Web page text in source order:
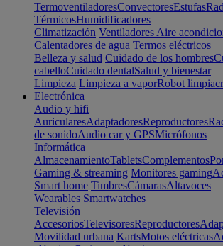
TermoventiladoresConvectoresEstufas
TérmicosHumidificadores
Climatización Ventiladores Aire
Calentadores de agua Termos eléctricos
Belleza y salud Cuidado de los hombres
cabelloCuidado dentalSalud y bienestar
Limpieza Limpieza a vaporRobot
Electrónica
Audio y hifi
AuricularesAdaptadoresReproductores
de sonidoAudio car y GPSMicrófonos
Informática
AlmacenamientoTabletsComplementos
Gaming & streaming Monitores gaming
Smart home TimbresCámarasAltavoces
Wearables Smartwatches
Televisión
AccesoriosTelevisoresReproductores
Movilidad urbana KartsMotos eléctricas